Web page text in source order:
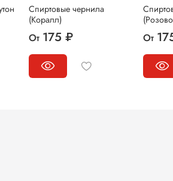
Спиртовые чернила
(Коралл)
От 175 ₽ От